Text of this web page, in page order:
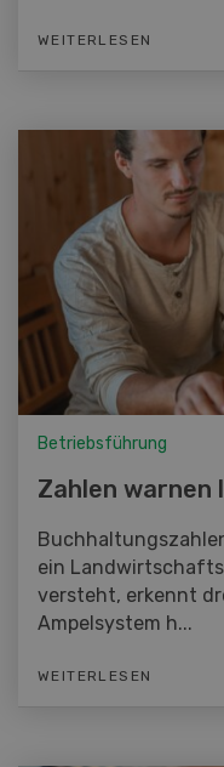
WEITERLESEN
Betriebsführung
Zahlen warnen
ein
versteht, erkennt
Ampelsystem h...
WEITERLESEN